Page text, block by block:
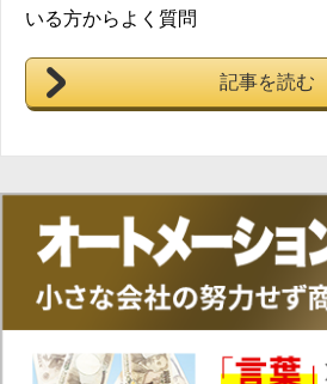
いる方からよく質問
記事を読む